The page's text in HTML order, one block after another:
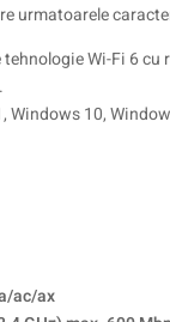
urmatoarele
Wi-Fi 6
Windows 10,
ac/ax